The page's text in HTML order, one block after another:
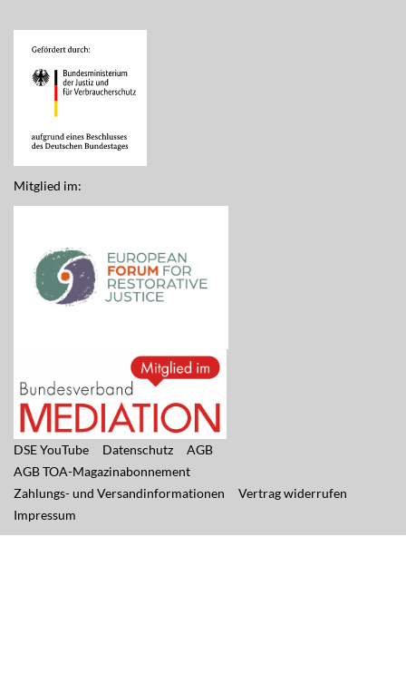
Mitglied im:
DSE YouTube Datenschutz
AGB
AGB TOA-Magazinabonnement
Zahlungs- und Versandinformationen
Vertrag widerrufen
Impressum